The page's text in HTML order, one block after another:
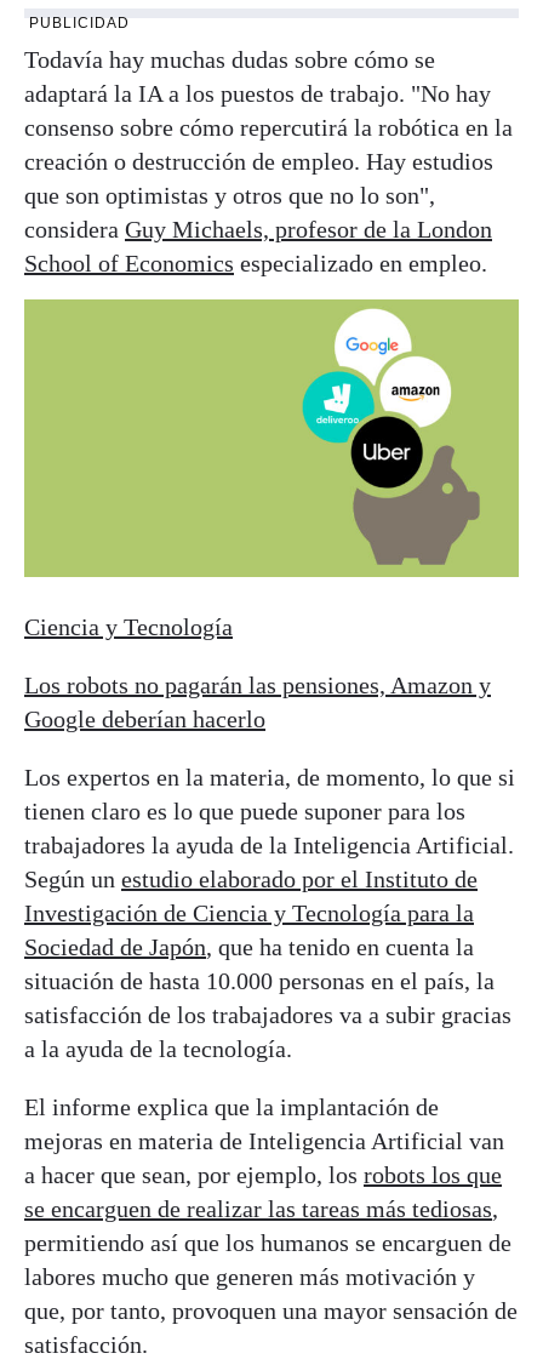
PUBLICIDAD
Todavía hay muchas dudas sobre cómo se
adaptará la IA a los puestos de trabajo. "No hay
consenso sobre cómo repercutirá la robótica en la
creación o destrucción de empleo. Hay estudios
que son optimistas y otros que no lo son",
considera Guy Michaels, profesor de la London
School of Economics especializado en empleo.
Ciencia y Tecnología
Los robots no pagarán las pensiones, Amazon y
Google deberían hacerlo
Los expertos en la materia, de momento, lo que si
tienen claro es lo que puede suponer para los
trabajadores la ayuda de la Inteligencia Artificial.
Según un estudio elaborado por el Instituto de
Investigación de Ciencia y Tecnología para la
Sociedad de Japón, que ha tenido en cuenta la
situación de hasta 10.000 personas en el país, la
satisfacción de los trabajadores va a subir gracias
a la ayuda de la tecnología.
El informe explica que la implantación de
mejoras en materia de Inteligencia Artificial van
a hacer que sean, por ejemplo, los robots los que
se encarguen de realizar las tareas más tediosas,
permitiendo así que los humanos se encarguen de
labores mucho que generen más motivación y
que, por tanto, provoquen una mayor sensación de
satisfacción.